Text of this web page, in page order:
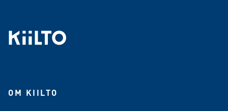
OM KIILTO